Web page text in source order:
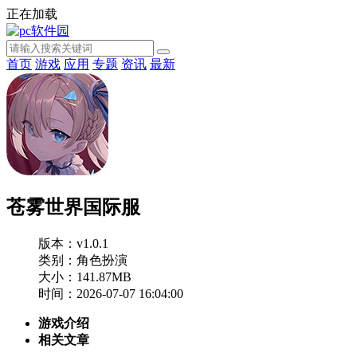
正在加载
首页 游戏 应用 专题 资讯 最新
苍雾世界国际服
版本：v1.0.1
类别：角色扮演
大小：141.87MB
时间：2026-07-07 16:04:00
游戏介绍
相关文章